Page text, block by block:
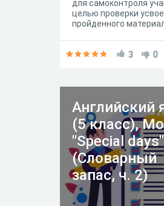
для самоконтроля
целью проверки
пройденного
3 0
Английский
(5 класс),
"Special days"
(Словарный
запас, ч. 2)